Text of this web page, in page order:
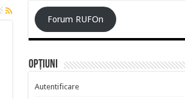
Forum RUFOn
Opțiuni
Autentificare